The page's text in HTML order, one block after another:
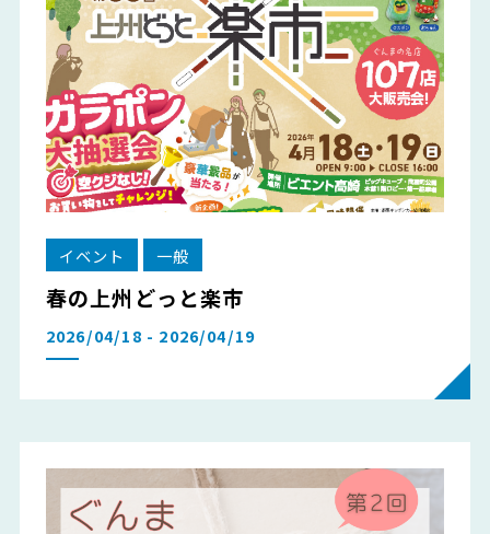
イベント 一般
春の上州どっと楽市
2026/04/18 - 2026/04/19